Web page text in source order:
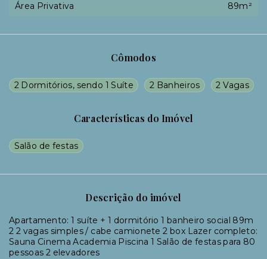
Cômodos
2 Dormitórios, sendo 1 Suíte 2 Banheiros 2 Vagas
Características do Imóvel
Salão de festas
Descrição do imóvel
Apartamento: 1 suíte + 1 dormitório 1 banheiro social 89m
2 2 vagas simples / cabe camionete 2 box Lazer completo:
Sauna Cinema Academia Piscina 1 Salão de festas para 80
pessoas 2 elevadores
Área Privativa
89m²